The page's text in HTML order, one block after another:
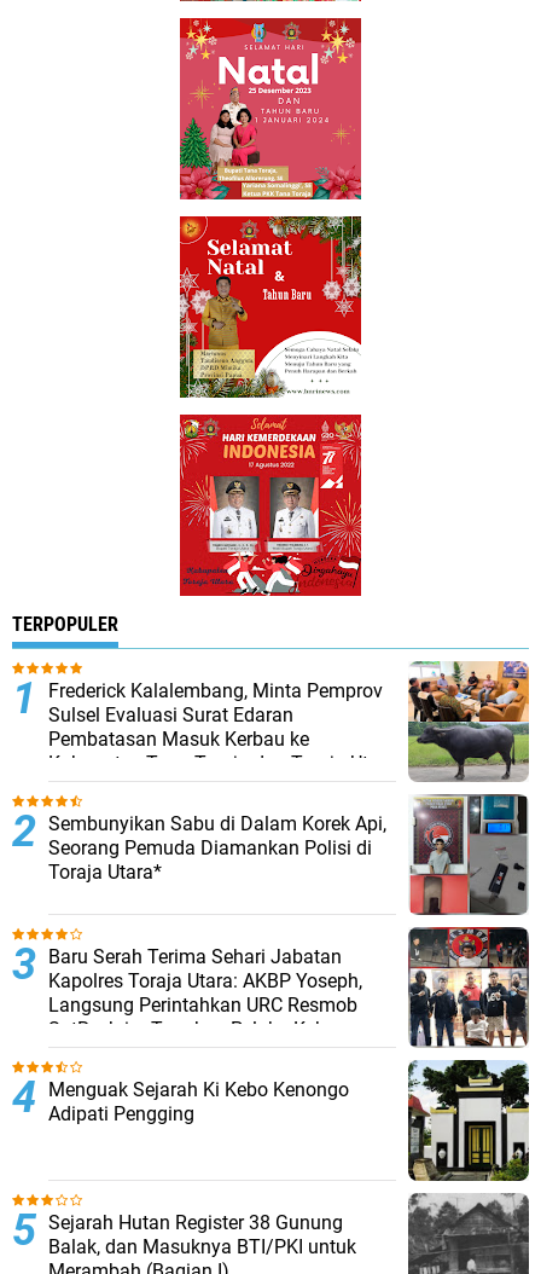
TERPOPULER
Frederick Kalalembang, Minta Pemprov
Sulsel Evaluasi Surat Edaran
Pembatasan Masuk Kerbau ke
Kabupaten Tana Toraja dan Toraja Utara
Sembunyikan Sabu di Dalam Korek Api,
Seorang Pemuda Diamankan Polisi di
Toraja Utara*
Baru Serah Terima Sehari Jabatan
Kapolres Toraja Utara: AKBP Yoseph,
Langsung Perintahkan URC Resmob
SatReskrim Tangkap Pelaku Kekerasan
Seksual Anak Di Bawah Umur
Menguak Sejarah Ki Kebo Kenongo
Adipati Pengging
Sejarah Hutan Register 38 Gunung
Balak, dan Masuknya BTI/PKI untuk